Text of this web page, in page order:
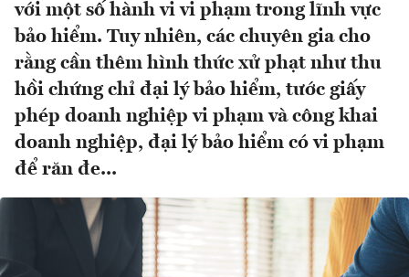
với một số hành vi vi phạm trong lĩnh vực
bảo hiểm. Tuy nhiên, các chuyên gia cho
rằng cần thêm hình thức xử phạt như thu
hồi chứng chỉ đại lý bảo hiểm, tước giấy
phép doanh nghiệp vi phạm và công khai
doanh nghiệp, đại lý bảo hiểm có vi phạm
để răn đe...